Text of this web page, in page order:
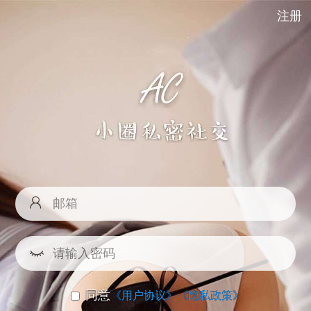
注册
同意《用户协议》《隐私政策》